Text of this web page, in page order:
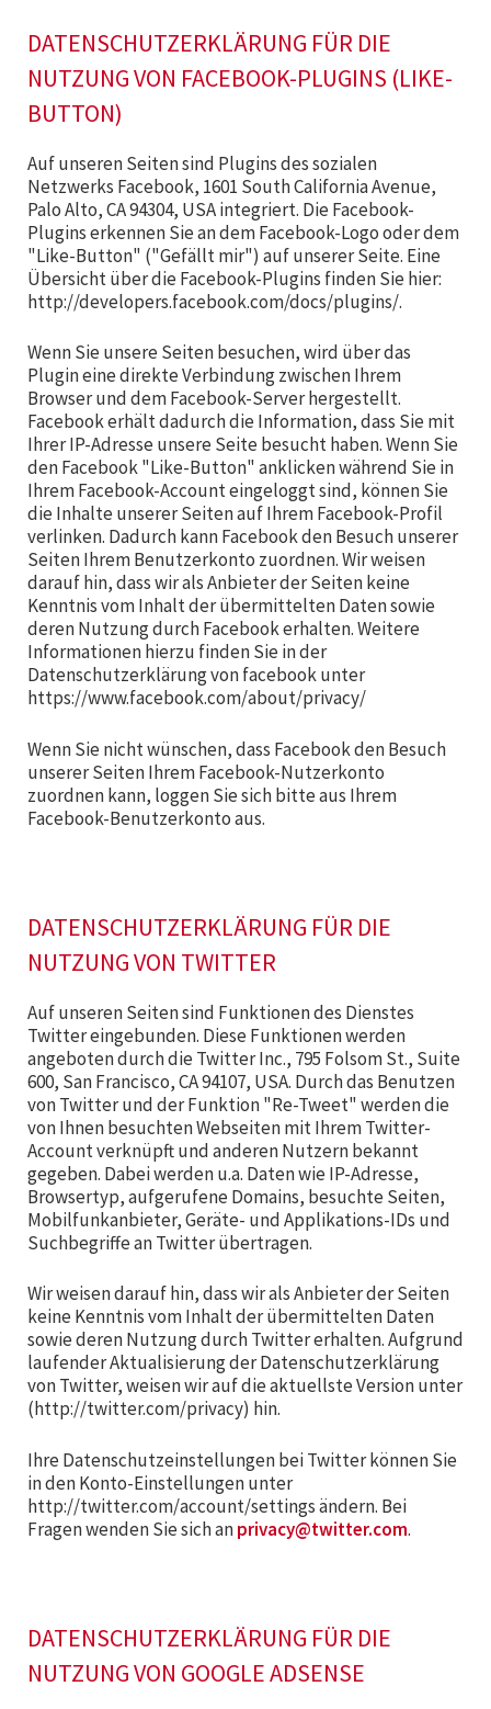
DATENSCHUTZERKLÄRUNG FÜR DIE
NUTZUNG VON FACEBOOK-PLUGINS (LIKE-
BUTTON)
Auf unseren Seiten sind Plugins des sozialen
Netzwerks Facebook, 1601 South California Avenue,
Palo Alto, CA 94304, USA integriert. Die Facebook-
Plugins erkennen Sie an dem Facebook-Logo oder dem
"Like-Button" ("Gefällt mir") auf unserer Seite. Eine
Übersicht über die Facebook-Plugins finden Sie hier:
http://developers.facebook.com/docs/plugins/.
Wenn Sie unsere Seiten besuchen, wird über das
Plugin eine direkte Verbindung zwischen Ihrem
Browser und dem Facebook-Server hergestellt.
Facebook erhält dadurch die Information, dass Sie mit
Ihrer IP-Adresse unsere Seite besucht haben. Wenn Sie
den Facebook "Like-Button" anklicken während Sie in
Ihrem Facebook-Account eingeloggt sind, können Sie
die Inhalte unserer Seiten auf Ihrem Facebook-Profil
verlinken. Dadurch kann Facebook den Besuch unserer
Seiten Ihrem Benutzerkonto zuordnen. Wir weisen
darauf hin, dass wir als Anbieter der Seiten keine
Kenntnis vom Inhalt der übermittelten Daten sowie
deren Nutzung durch Facebook erhalten. Weitere
Informationen hierzu finden Sie in der
Datenschutzerklärung von facebook unter
https://www.facebook.com/about/privacy/
Wenn Sie nicht wünschen, dass Facebook den Besuch
unserer Seiten Ihrem Facebook-Nutzerkonto
zuordnen kann, loggen Sie sich bitte aus Ihrem
Facebook-Benutzerkonto aus.
DATENSCHUTZERKLÄRUNG FÜR DIE
NUTZUNG VON TWITTER
Auf unseren Seiten sind Funktionen des Dienstes
Twitter eingebunden. Diese Funktionen werden
angeboten durch die Twitter Inc., 795 Folsom St., Suite
600, San Francisco, CA 94107, USA. Durch das Benutzen
von Twitter und der Funktion "Re-Tweet" werden die
von Ihnen besuchten Webseiten mit Ihrem Twitter-
Account verknüpft und anderen Nutzern bekannt
gegeben. Dabei werden u.a. Daten wie IP-Adresse,
Browsertyp, aufgerufene Domains, besuchte Seiten,
Mobilfunkanbieter, Geräte- und Applikations-IDs und
Suchbegriffe an Twitter übertragen.
Wir weisen darauf hin, dass wir als Anbieter der Seiten
keine Kenntnis vom Inhalt der übermittelten Daten
sowie deren Nutzung durch Twitter erhalten. Aufgrund
laufender Aktualisierung der Datenschutzerklärung
von Twitter, weisen wir auf die aktuellste Version unter
(http://twitter.com/privacy) hin.
Ihre Datenschutzeinstellungen bei Twitter können Sie
in den Konto-Einstellungen unter
http://twitter.com/account/settings ändern. Bei
Fragen wenden Sie sich anprivacy@twitter.com.
DATENSCHUTZERKLÄRUNG FÜR DIE
NUTZUNG VON GOOGLE ADSENSE